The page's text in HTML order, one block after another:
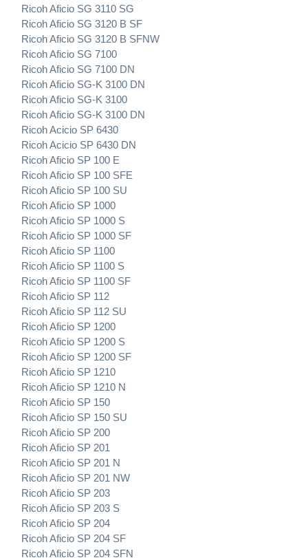
Ricoh Aficio SG 3110 SG
Ricoh Aficio SG 3120 B SF
Ricoh Aficio SG 3120 B SFNW
Ricoh Aficio SG 7100
Ricoh Aficio SG 7100 DN
Ricoh Aficio SG-K 3100 DN
Ricoh Aficio SG-K 3100
Ricoh Aficio SG-K 3100 DN
Ricoh Acicio SP 6430
Ricoh Acicio SP 6430 DN
Ricoh Aficio SP 100 E
Ricoh Aficio SP 100 SFE
Ricoh Aficio SP 100 SU
Ricoh Aficio SP 1000
Ricoh Aficio SP 1000 S
Ricoh Aficio SP 1000 SF
Ricoh Aficio SP 1100
Ricoh Aficio SP 1100 S
Ricoh Aficio SP 1100 SF
Ricoh Aficio SP 112
Ricoh Aficio SP 112 SU
Ricoh Aficio SP 1200
Ricoh Aficio SP 1200 S
Ricoh Aficio SP 1200 SF
Ricoh Aficio SP 1210
Ricoh Aficio SP 1210 N
Ricoh Aficio SP 150
Ricoh Aficio SP 150 SU
Ricoh Aficio SP 200
Ricoh Aficio SP 201
Ricoh Aficio SP 201 N
Ricoh Aficio SP 201 NW
Ricoh Aficio SP 203
Ricoh Aficio SP 203 S
Ricoh Aficio SP 204
Ricoh Aficio SP 204 SF
Ricoh Aficio SP 204 SFN